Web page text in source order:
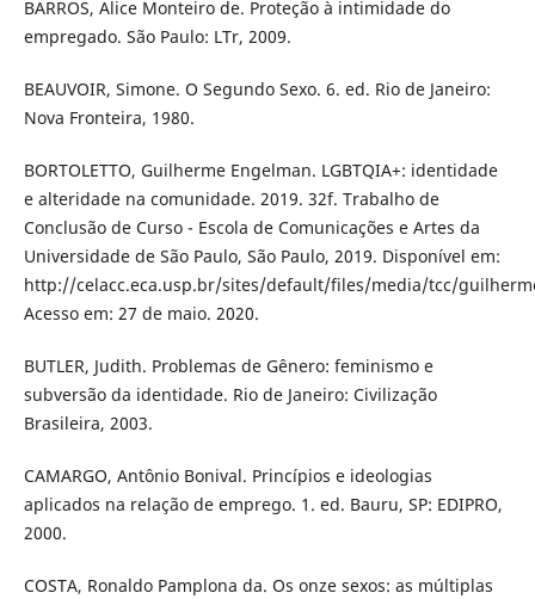
BARROS, Alice Monteiro de. Proteção à intimidade do
empregado. São Paulo: LTr, 2009.
BEAUVOIR, Simone. O Segundo Sexo. 6. ed. Rio de Janeiro:
Nova Fronteira, 1980.
BORTOLETTO, Guilherme Engelman. LGBTQIA+: identidade
e alteridade na comunidade. 2019. 32f. Trabalho de
Conclusão de Curso - Escola de Comunicações e Artes da
Universidade de São Paulo, São Paulo, 2019. Disponível em:
http://celacc.eca.usp.br/sites/default/files/media/tcc/
Acesso em: 27 de maio. 2020.
BUTLER, Judith. Problemas de Gênero: feminismo e
subversão da identidade. Rio de Janeiro: Civilização
Brasileira, 2003.
CAMARGO, Antônio Bonival. Princípios e ideologias
aplicados na relação de emprego. 1. ed. Bauru, SP: EDIPRO,
2000.
COSTA, Ronaldo Pamplona da. Os onze sexos: as múltiplas